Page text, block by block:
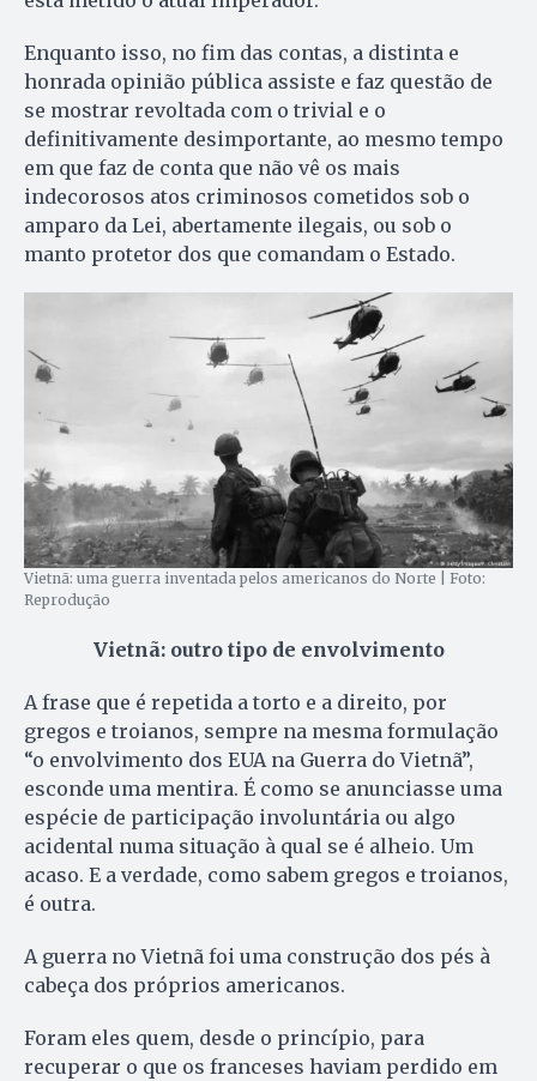
Enquanto isso, no fim das contas, a distinta e
honrada opinião pública assiste e faz questão de
se mostrar revoltada com o trivial e o
definitivamente desimportante, ao mesmo tempo
em que faz de conta que não vê os mais
indecorosos atos criminosos cometidos sob o
amparo da Lei, abertamente ilegais, ou sob o
manto protetor dos que comandam o Estado.
Vietnã: uma guerra inventada pelos americanos do Norte | Foto:
Reprodução
Vietnã: outro tipo de envolvimento
A frase que é repetida a torto e a direito, por
gregos e troianos, sempre na mesma formulação
“o envolvimento dos EUA na Guerra do Vietnã”,
esconde uma mentira. É como se anunciasse uma
espécie de participação involuntária ou algo
acidental numa situação à qual se é alheio. Um
acaso. E a verdade, como sabem gregos e troianos,
é outra.
A guerra no Vietnã foi uma construção dos pés à
cabeça dos próprios americanos.
Foram eles quem, desde o princípio, para
recuperar o que os franceses haviam perdido em